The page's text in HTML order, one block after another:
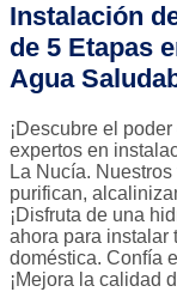
Instalación
de 5 Etapas
Agua
¡Descubre el
expertos en
La Nucía.
purifican,
¡Disfruta de una
ahora para instalar
doméstica. Confía
¡Mejora la calidad